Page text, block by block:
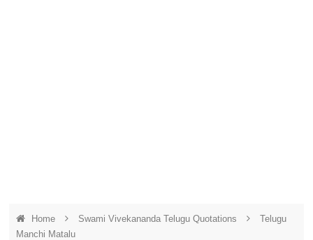
Home Swami Vivekananda Telugu Quotations
Telugu
Manchi Matalu